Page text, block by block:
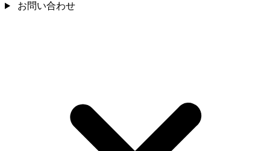
お問い合わせ